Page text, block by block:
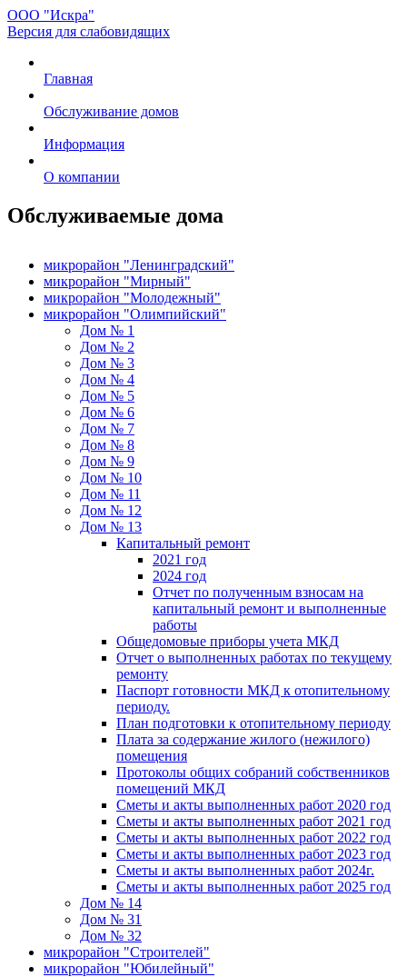
ООО "Искра"
Версия для слабовидящих
Главная
Обслуживание домов
Информация
О компании
Обслуживаемые дома
микрорайон "Ленинградский"
микрорайон "Мирный"
микрорайон "Молодежный"
микрорайон "Олимпийский"
Дом № 1
Дом № 2
Дом № 3
Дом № 4
Дом № 5
Дом № 6
Дом № 7
Дом № 8
Дом № 9
Дом № 10
Дом № 11
Дом № 12
Дом № 13
Капитальный ремонт
2021 год
2024 год
Отчет по полученным взносам на
капитальный ремонт и выполненные
работы
Общедомовые приборы учета МКД
Отчет о выполненных работах по текущему
ремонту
Паспорт готовности МКД к отопительному
периоду.
План подготовки к отопительному периоду
Плата за содержание жилого (нежилого)
помещения
Протоколы общих собраний собственников
помещений МКД
Сметы и акты выполненных работ 2020 год
Сметы и акты выполненных работ 2021 год
Сметы и акты выполненных работ 2022 год
Сметы и акты выполненных работ 2023 год
Сметы и акты выполненных работ 2024г.
Сметы и акты выполненных работ 2025 год
Дом № 14
Дом № 31
Дом № 32
микрорайон "Строителей"
микрорайон "Юбилейный"